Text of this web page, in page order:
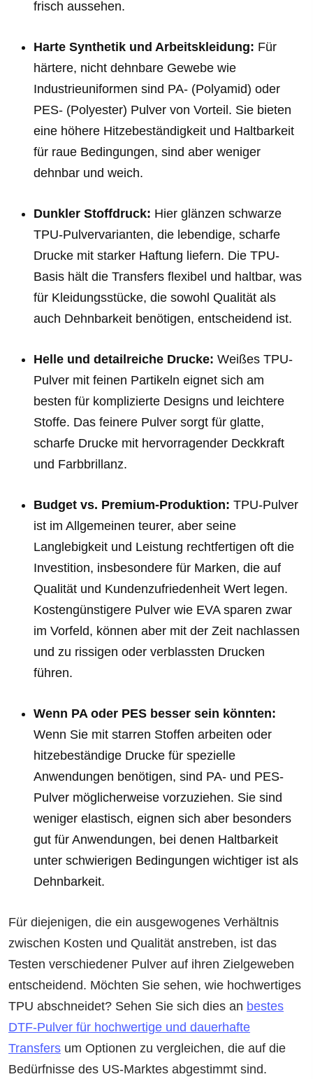
frisch aussehen.
Harte Synthetik und Arbeitskleidung: Für
härtere, nicht dehnbare Gewebe wie
Industrieuniformen sind PA- (Polyamid) oder
PES- (Polyester) Pulver von Vorteil. Sie bieten
eine höhere Hitzebeständigkeit und Haltbarkeit
für raue Bedingungen, sind aber weniger
dehnbar und weich.
Dunkler Stoffdruck: Hier glänzen schwarze
TPU-Pulvervarianten, die lebendige, scharfe
Drucke mit starker Haftung liefern. Die TPU-
Basis hält die Transfers flexibel und haltbar, was
für Kleidungsstücke, die sowohl Qualität als
auch Dehnbarkeit benötigen, entscheidend ist.
Helle und detailreiche Drucke: Weißes TPU-
Pulver mit feinen Partikeln eignet sich am
besten für komplizierte Designs und leichtere
Stoffe. Das feinere Pulver sorgt für glatte,
scharfe Drucke mit hervorragender Deckkraft
und Farbbrillanz.
Budget vs. Premium-Produktion: TPU-Pulver
ist im Allgemeinen teurer, aber seine
Langlebigkeit und Leistung rechtfertigen oft die
Investition, insbesondere für Marken, die auf
Qualität und Kundenzufriedenheit Wert legen.
Kostengünstigere Pulver wie EVA sparen zwar
im Vorfeld, können aber mit der Zeit nachlassen
und zu rissigen oder verblassten Drucken
führen.
Wenn PA oder PES besser sein könnten:
Wenn Sie mit starren Stoffen arbeiten oder
hitzebeständige Drucke für spezielle
Anwendungen benötigen, sind PA- und PES-
Pulver möglicherweise vorzuziehen. Sie sind
weniger elastisch, eignen sich aber besonders
gut für Anwendungen, bei denen Haltbarkeit
unter schwierigen Bedingungen wichtiger ist als
Dehnbarkeit.
Für diejenigen, die ein ausgewogenes Verhältnis
zwischen Kosten und Qualität anstreben, ist das
Testen verschiedener Pulver auf ihren Zielgeweben
entscheidend. Möchten Sie sehen, wie hochwertiges
TPU abschneidet? Sehen Sie sich dies an bestes
DTF-Pulver für hochwertige und dauerhafte
Transfers um Optionen zu vergleichen, die auf die
Bedürfnisse des US-Marktes abgestimmt sind.